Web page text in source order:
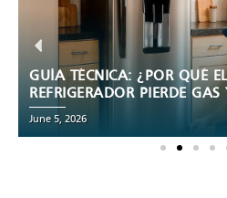
GUÍA TÉCNICA: ¿POR QUÉ EL
REFRIGERADOR PIERDE
TIEMPO DURA REALMENTE?
June 5, 2026